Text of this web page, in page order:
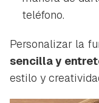
teléfono.
Personalizar la
sencilla y
estilo y